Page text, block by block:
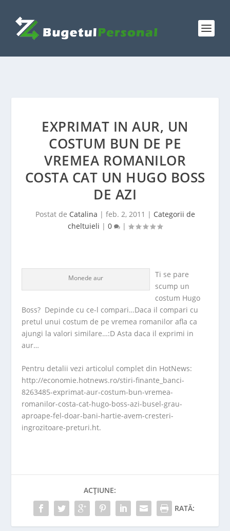
EXPRIMAT IN AUR, UN
COSTUM BUN DE PE
VREMEA ROMANILOR
COSTA CAT UN HUGO BOSS
DE AZI
Postat de Catalina | feb. 2, 2011 | Categorii de
cheltuieli | 0 |
Monede aur
Ti se pare
scump un
costum Hugo
Boss? Depinde cu ce-l compari…Daca il compari cu
pretul unui costum de pe vremea romanilor afla ca
ajungi la valori similare…:D Asta daca il exprimi in
aur…
Pentru detalii vezi articolul complet din HotNews:
http://economie.hotnews.ro/stiri-finante_banci-
8263485-exprimat-aur-costum-bun-vremea-
romanilor-costa-cat-hugo-boss-azi-busel-grau-
aproape-fel-doar-bani-hartie-avem-cresteri-
ingrozitoare-preturi.ht.
ACȚIUNE:
RATĂ: